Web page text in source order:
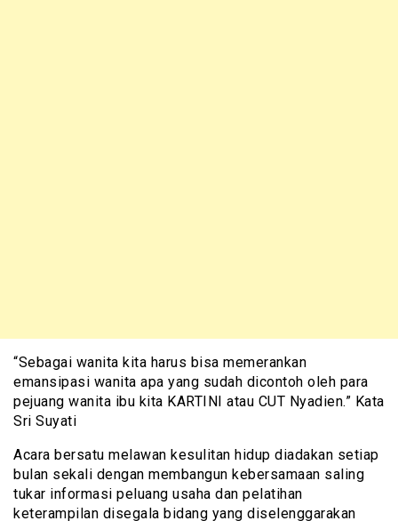
“Sebagai wanita kita harus bisa memerankan
emansipasi wanita apa yang sudah dicontoh oleh para
pejuang wanita ibu kita KARTINI atau CUT Nyadien.” Kata
Sri Suyati
Acara bersatu melawan kesulitan hidup diadakan setiap
bulan sekali dengan membangun kebersamaan saling
tukar informasi peluang usaha dan pelatihan
keterampilan disegala bidang yang diselenggarakan